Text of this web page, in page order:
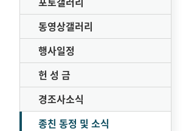
동영상갤러리
행사일정
헌 성 금
경조사소식
종친 동정 및 소식